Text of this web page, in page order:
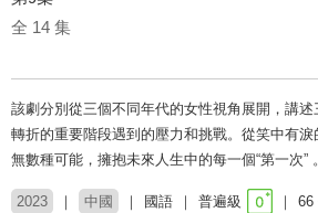
全 14 集
該劇分別從三個不同年代的女性視角展開，講
轉折的重要階段遇到的壓力和挑戰。從笑中有
無數種可能，擁抱未來人生中的每一個“第一次” 。
2023 中國 國語 普遍級 66